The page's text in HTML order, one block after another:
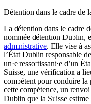
Détention dans le cadre de
La détention dans le cadre
nommée détention Dublin,
administrative. Elle vise à
l’État Dublin responsable
un·e ressortissant·e d’un
Suisse, une vérification a
compétent pour conduire la
cette compétence, un
Dublin que la Suisse estime